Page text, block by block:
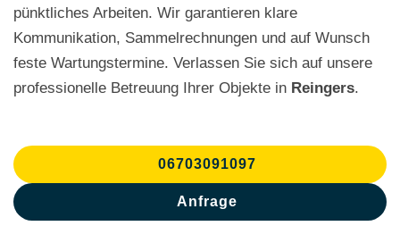
pünktliches Arbeiten. Wir garantieren klare
Kommunikation, Sammelrechnungen und auf Wunsch
feste Wartungstermine. Verlassen Sie sich auf unsere
professionelle Betreuung Ihrer Objekte in Reingers.
06703091097
Anfrage